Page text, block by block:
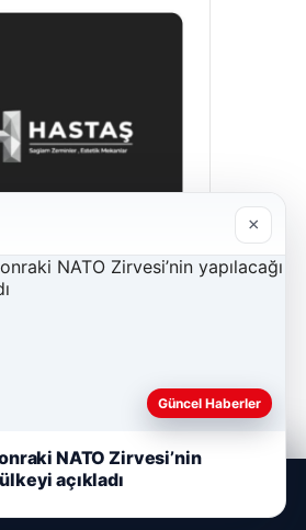
×
Güncel Haberler
NATO Zirvesi’nin
açıkladı